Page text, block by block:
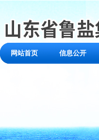
网站首页 信息公开